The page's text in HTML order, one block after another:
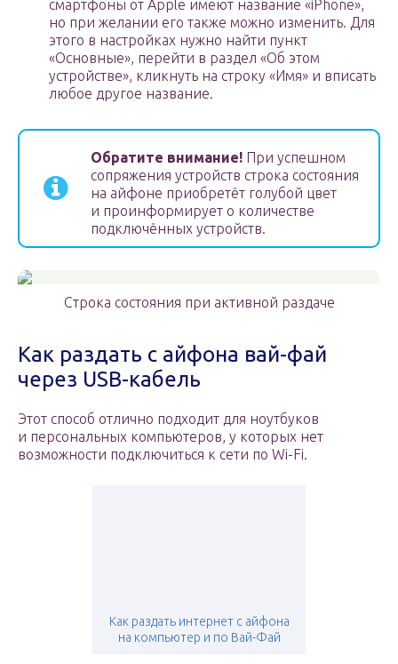
смартфоны от Apple имеют название «iPhone»,
но при желании его также можно изменить. Для
этого в настройках нужно найти пункт
«Основные», перейти в раздел «Об этом
устройстве», кликнуть на строку «Имя» и вписать
любое другое название.
Обратите внимание! При успешном
сопряжения устройств строка состояния
на айфоне приобретёт голубой цвет
и проинформирует о количестве
подключённых устройств.
Строка состояния при активной раздаче
Как раздать с айфона вай-фай
через USB-кабель
Этот способ отлично подходит для ноутбуков
и персональных компьютеров, у которых нет
возможности подключиться к сети по Wi-Fi.
Как раздать интернет с айфона
на компьютер и по Вай-Фай